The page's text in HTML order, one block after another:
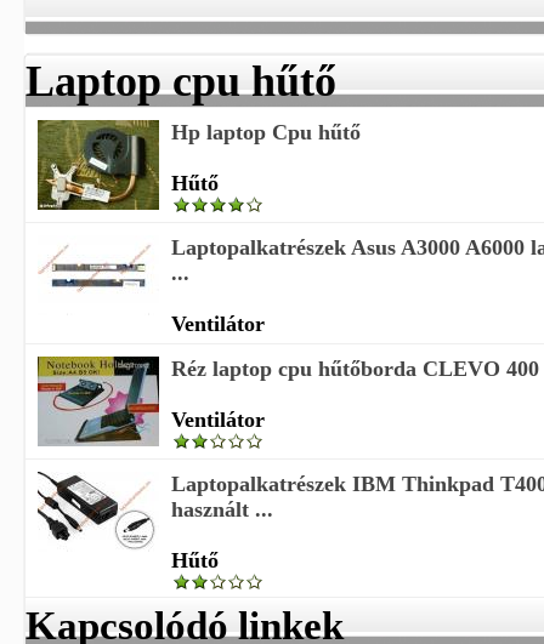
Laptop cpu hűtő
Hp laptop Cpu hűtő
Hűtő
Laptopalkatrészek Asus A3000 A6000
...
Ventilátor
Réz laptop cpu hűtőborda CLEVO
Ventilátor
Laptopalkatrészek IBM Thinkpad
használt ...
Hűtő
Kapcsolódó linkek